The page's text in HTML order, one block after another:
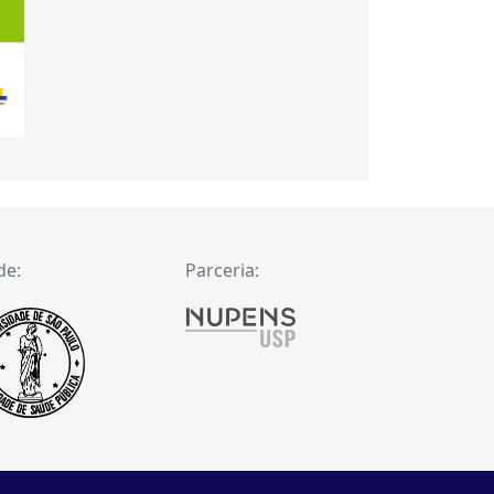
Parceria: